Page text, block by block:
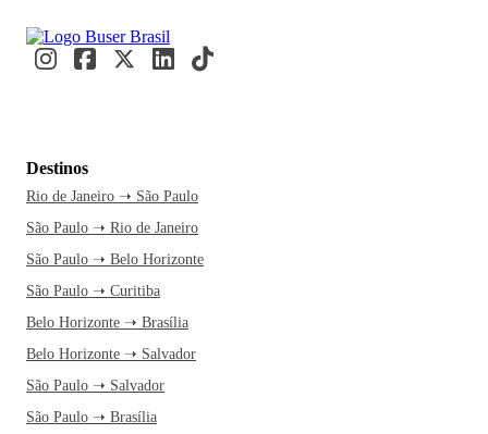
Destinos
Rio de Janeiro ➝ São Paulo
São Paulo ➝ Rio de Janeiro
São Paulo ➝ Belo Horizonte
São Paulo ➝ Curitiba
Belo Horizonte ➝ Brasília
Belo Horizonte ➝ Salvador
São Paulo ➝ Salvador
São Paulo ➝ Brasília